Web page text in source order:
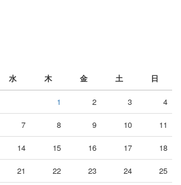
水 木 金 土 日
1 2 3 4
7 8 9 10 11
14 15 16 17 18
21 22 23 24 25